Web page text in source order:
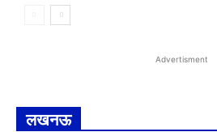
Advertisment
लखनऊ